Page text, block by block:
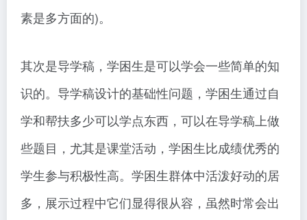
素是多方面的)。
其次是导学稿，学困生是可以学会一些简单的知
识的。导学稿设计的基础性问题，学困生通过自
学和帮扶多少可以学点东西，可以在导学稿上做
些题目，尤其是课堂活动，学困生比成绩优秀的
学生参与积极性高。学困生群体中活泼好动的居
多，展示过程中它们显得很从容，虽然时常会出